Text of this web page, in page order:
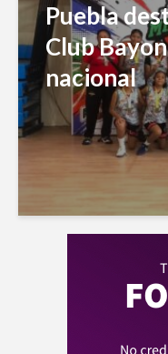
Puebla
Club
nacional